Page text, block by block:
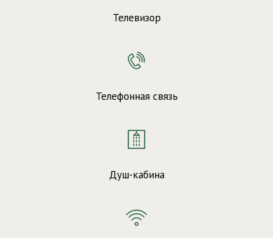
Телевизор
Телефонная связь
Душ-кабина